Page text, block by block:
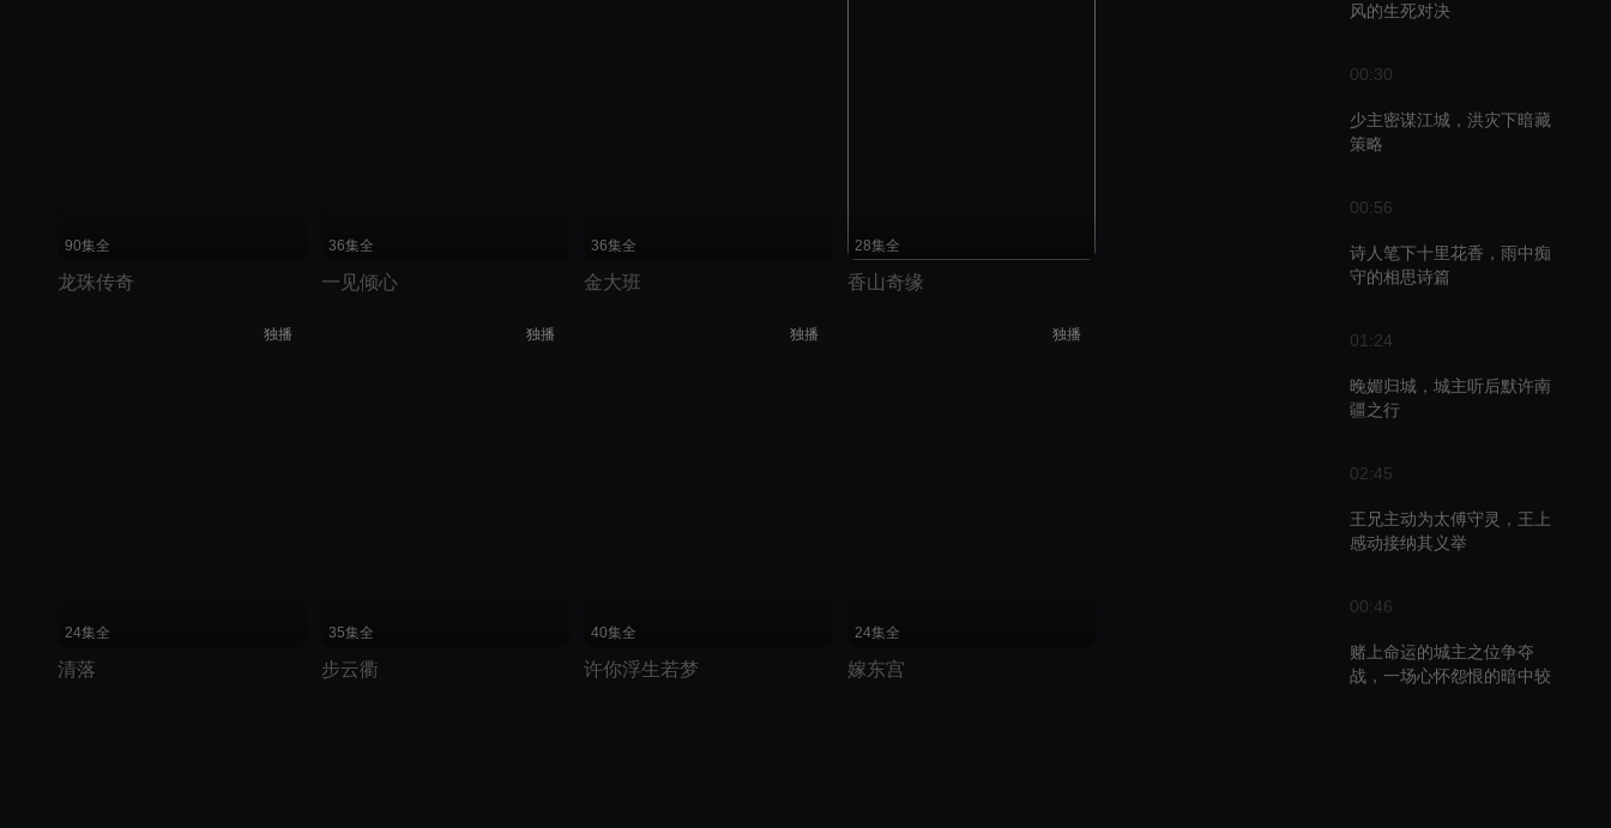
风的生死对决
00:30
少主密谋江城，洪灾下暗藏
策略
00:56
诗人笔下十里花香，雨中痴
守的相思诗篇
01:24
晚媚归城，城主听后默许南
疆之行
02:45
王兄主动为太傅守灵，王上
感动接纳其义举
00:46
赌上命运的城主之位争夺
战，一场心怀怨恨的暗中较
90集全
龙珠传奇
36集全
一见倾心
36集全
金大班
28集全
香山奇缘
独播
24集全
清落
独播
35集全
步云衢
独播
40集全
许你浮生若梦
独播
24集全
嫁东宫